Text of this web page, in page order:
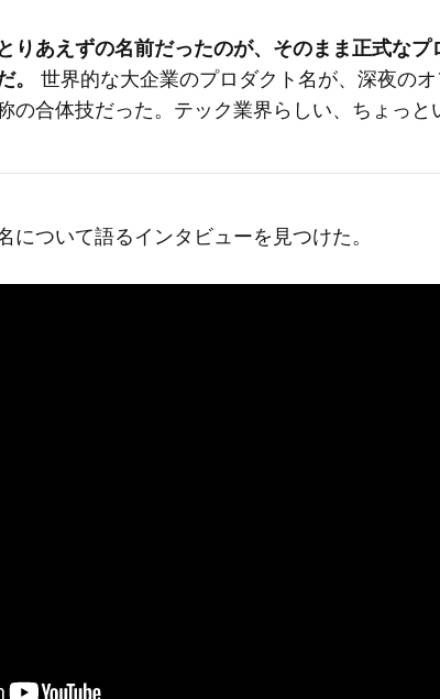
りあえずの名前だったのが、そのまま正式なプ
世界的な大企業のプロダクト名が、深夜の
の合体技だった。テック業界らしい、ちょっと
について語るインタビューを見つけた。